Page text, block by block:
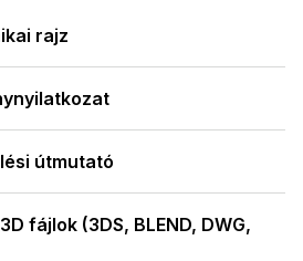
rajz
útmutató
fájlok (3DS, BLEND, DWG,